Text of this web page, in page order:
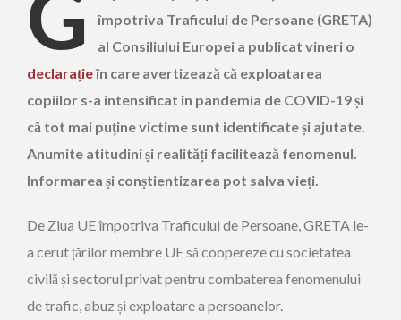
împotriva Traficului de Persoane (GRETA)
al Consiliului Europei a publicat vineri o
declarațieîn care avertizează că exploatarea
copiilor s-a intensificat în pandemia de COVID-19 și
că tot mai puține victime sunt identificate și ajutate.
Anumite atitudini și realități facilitează fenomenul.
Informarea și conștientizarea pot salva vieți.
De Ziua UE împotriva Traficului de Persoane, GRETA le-
a cerut țărilor membre UE să coopereze cu societatea
civilă și sectorul privat pentru combaterea fenomenului
de trafic, abuz și exploatare a persoanelor.